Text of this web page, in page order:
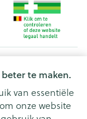
te maken.
van essentiële
onze website